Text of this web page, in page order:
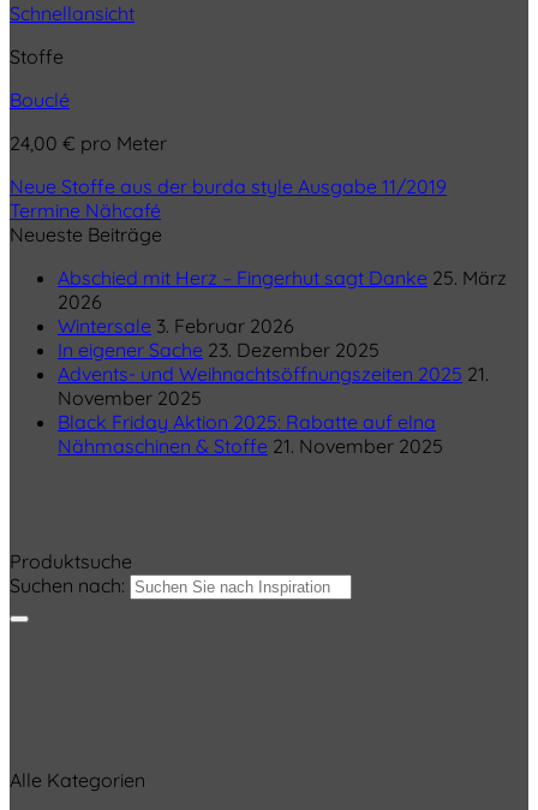
Schnellansicht
Stoffe
Bouclé
24,00 € pro Meter
Neue Stoffe aus der burda style Ausgabe 11/2019
Termine Nähcafé
Neueste Beiträge
Abschied mit Herz – Fingerhut sagt Danke 25. März
2026
Wintersale 3. Februar 2026
In eigener Sache 23. Dezember 2025
Advents- und Weihnachtsöffnungszeiten 2025 21.
November 2025
Black Friday Aktion 2025: Rabatte auf elna
Nähmaschinen & Stoffe 21. November 2025
Produktsuche
Suchen nach:
Alle Kategorien